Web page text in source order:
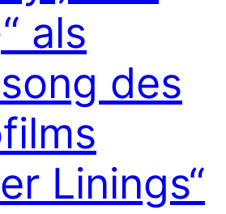
als
des
Linings“